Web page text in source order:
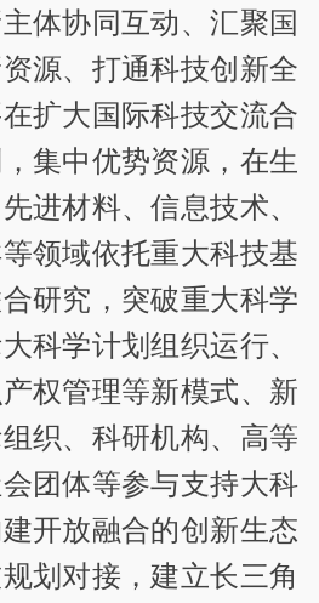
体协同互动、汇聚国
源、打通科技创新全
扩大国际科技交流合
集中优势资源，在生
进材料、信息技术、
领域依托重大科技基
研究，突破重大科学
科学计划组织运行、
权管理等新模式、新
织、科研机构、高等
团体等参与支持大科
开放融合的创新生态
划对接，建立长三角